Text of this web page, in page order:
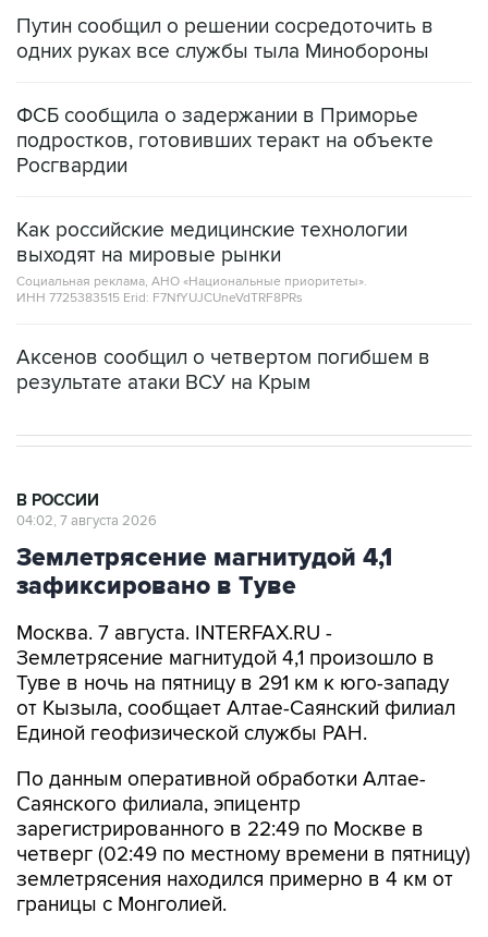
Путин сообщил о решении сосредоточить в
одних руках все службы тыла Минобороны
ФСБ сообщила о задержании в Приморье
подростков, готовивших теракт на объекте
Росгвардии
Как российские медицинские технологии
выходят на мировые рынки
Социальная реклама, АНО «Национальные приоритеты».
ИНН 7725383515 Erid: F7NfYUJCUneVdTRF8PRs
Аксенов сообщил о четвертом погибшем в
результате атаки ВСУ на Крым
В РОССИИ
04:02, 7 августа 2026
Землетрясение магнитудой 4,1
зафиксировано в Туве
Москва. 7 августа. INTERFAX.RU -
Землетрясение магнитудой 4,1 произошло в
Туве в ночь на пятницу в 291 км к юго-западу
от Кызыла, сообщает Алтае-Саянский филиал
Единой геофизической службы РАН.
По данным оперативной обработки Алтае-
Саянского филиала, эпицентр
зарегистрированного в 22:49 по Москве в
четверг (02:49 по местному времени в пятницу)
землетрясения находился примерно в 4 км от
границы с Монголией.